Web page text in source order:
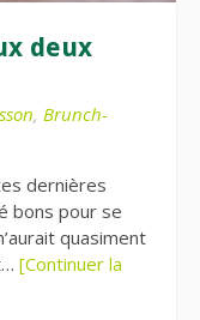
deux
, Brunch-
dernières
bons pour se
quasiment
[Continuer la